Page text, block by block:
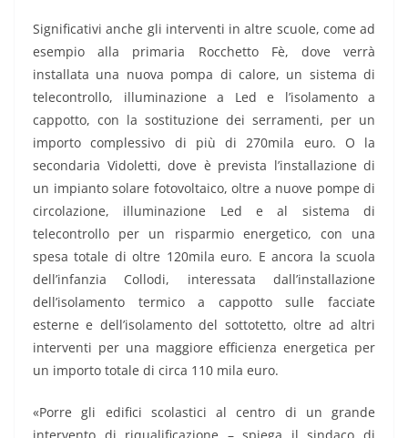
Significativi anche gli interventi in altre scuole, come ad
esempio alla primaria Rocchetto Fè, dove verrà
installata una nuova pompa di calore, un sistema di
telecontrollo, illuminazione a Led e l’isolamento a
cappotto, con la sostituzione dei serramenti, per un
importo complessivo di più di 270mila euro. O la
secondaria Vidoletti, dove è prevista l’installazione di
un impianto solare fotovoltaico, oltre a nuove pompe di
circolazione, illuminazione Led e al sistema di
telecontrollo per un risparmio energetico, con una
spesa totale di oltre 120mila euro. E ancora la scuola
dell’infanzia Collodi, interessata dall’installazione
dell’isolamento termico a cappotto sulle facciate
esterne e dell’isolamento del sottotetto, oltre ad altri
interventi per una maggiore efficienza energetica per
un importo totale di circa 110 mila euro.
«Porre gli edifici scolastici al centro di un grande